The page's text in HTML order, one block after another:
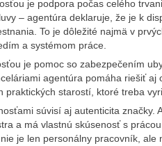
je podpora počas celého
– agentúra deklaruje, že je k
To je dôležité najmä v
a systémom práce.
je pomoc so zabezpečením
agentúra pomáha riešiť
praktických starostí, ktoré treba
súvisí aj autenticita značky.
a má vlastnú skúsenosť s
je len personálny pracovník,